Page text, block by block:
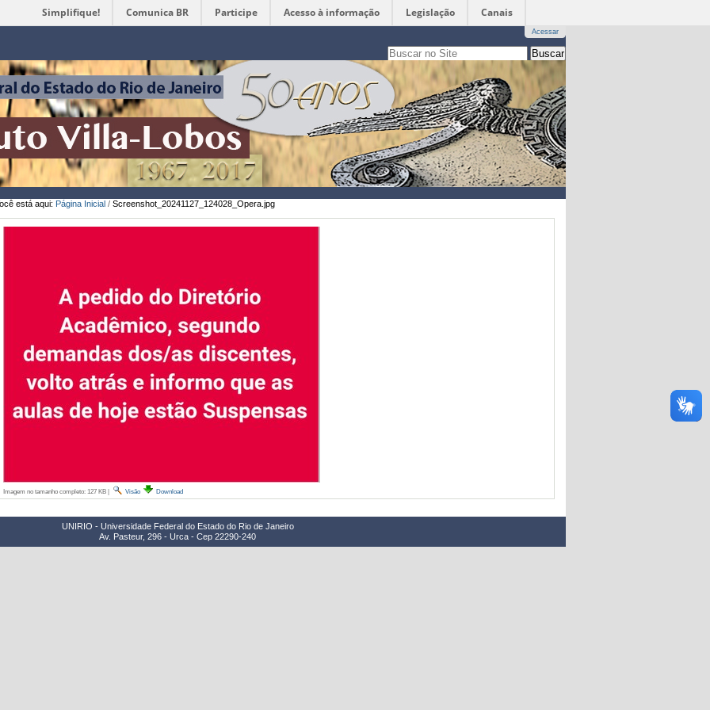
Simplifique! Comunica BR Participe Acesso à informação Legislação Canais
Acessar
Busca
apenas nesta seção
Busca
Avançada…
está aqui: Página Inicial / Screenshot_20241127_124028_Opera.jpg
Imagem no tamanho completo: 127 KB| Visão Download
UNIRIO - Universidade Federal do Estado do Rio de Janeiro
Av. Pasteur, 296 - Urca - Cep 22290-240